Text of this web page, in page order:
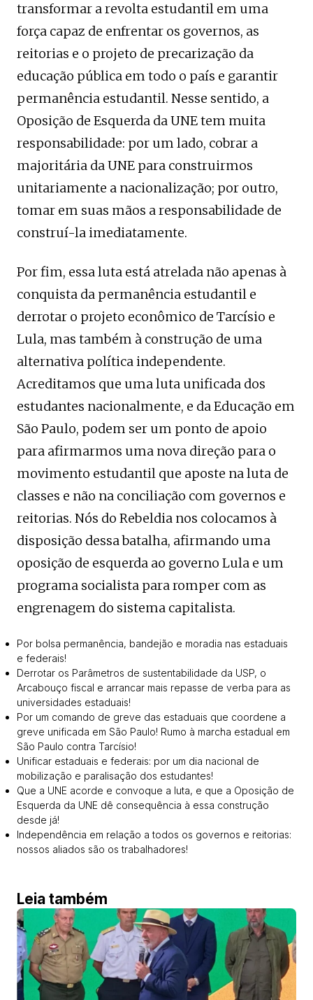
transformar a revolta estudantil em uma
força capaz de enfrentar os governos, as
reitorias e o projeto de precarização da
educação pública em todo o país e garantir
permanência estudantil. Nesse sentido, a
Oposição de Esquerda da UNE tem muita
responsabilidade: por um lado, cobrar a
majoritária da UNE para construirmos
unitariamente a nacionalização; por outro,
tomar em suas mãos a responsabilidade de
construí-la imediatamente.
Por fim, essa luta está atrelada não apenas à
conquista da permanência estudantil e
derrotar o projeto econômico de Tarcísio e
Lula, mas também à construção de uma
alternativa política independente.
Acreditamos que uma luta unificada dos
estudantes nacionalmente, e da Educação em
São Paulo, podem ser um ponto de apoio
para afirmarmos uma nova direção para o
movimento estudantil que aposte na luta de
classes e não na conciliação com governos e
reitorias. Nós do Rebeldia nos colocamos à
disposição dessa batalha, afirmando uma
oposição de esquerda ao governo Lula e um
programa socialista para romper com as
engrenagem do sistema capitalista.
Por bolsa permanência, bandejão e moradia nas estaduais
e federais!
Derrotar os Parâmetros de sustentabilidade da USP, o
Arcabouço fiscal e arrancar mais repasse de verba para as
universidades estaduais!
Por um comando de greve das estaduais que coordene a
greve unificada em São Paulo! Rumo à marcha estadual em
São Paulo contra Tarcísio!
Unificar estaduais e federais: por um dia nacional de
mobilização e paralisação dos estudantes!
Que a UNE acorde e convoque a luta, e que a Oposição de
Esquerda da UNE dê consequência à essa construção
desde já!
Independência em relação a todos os governos e reitorias:
nossos aliados são os trabalhadores!
Leia também